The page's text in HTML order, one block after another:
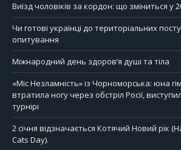
Виїзд чоловіків за кордон: що зміниться у
Чи готові українці до територіальних
опитування
Міжнародний день здоров’я душі та тіла
«Міс Незламність» із Чорноморська: юна
втратила ногу через обстріл Росії,
турнірі
2 січня відзначається Котячий Новий рік
Cats Day).